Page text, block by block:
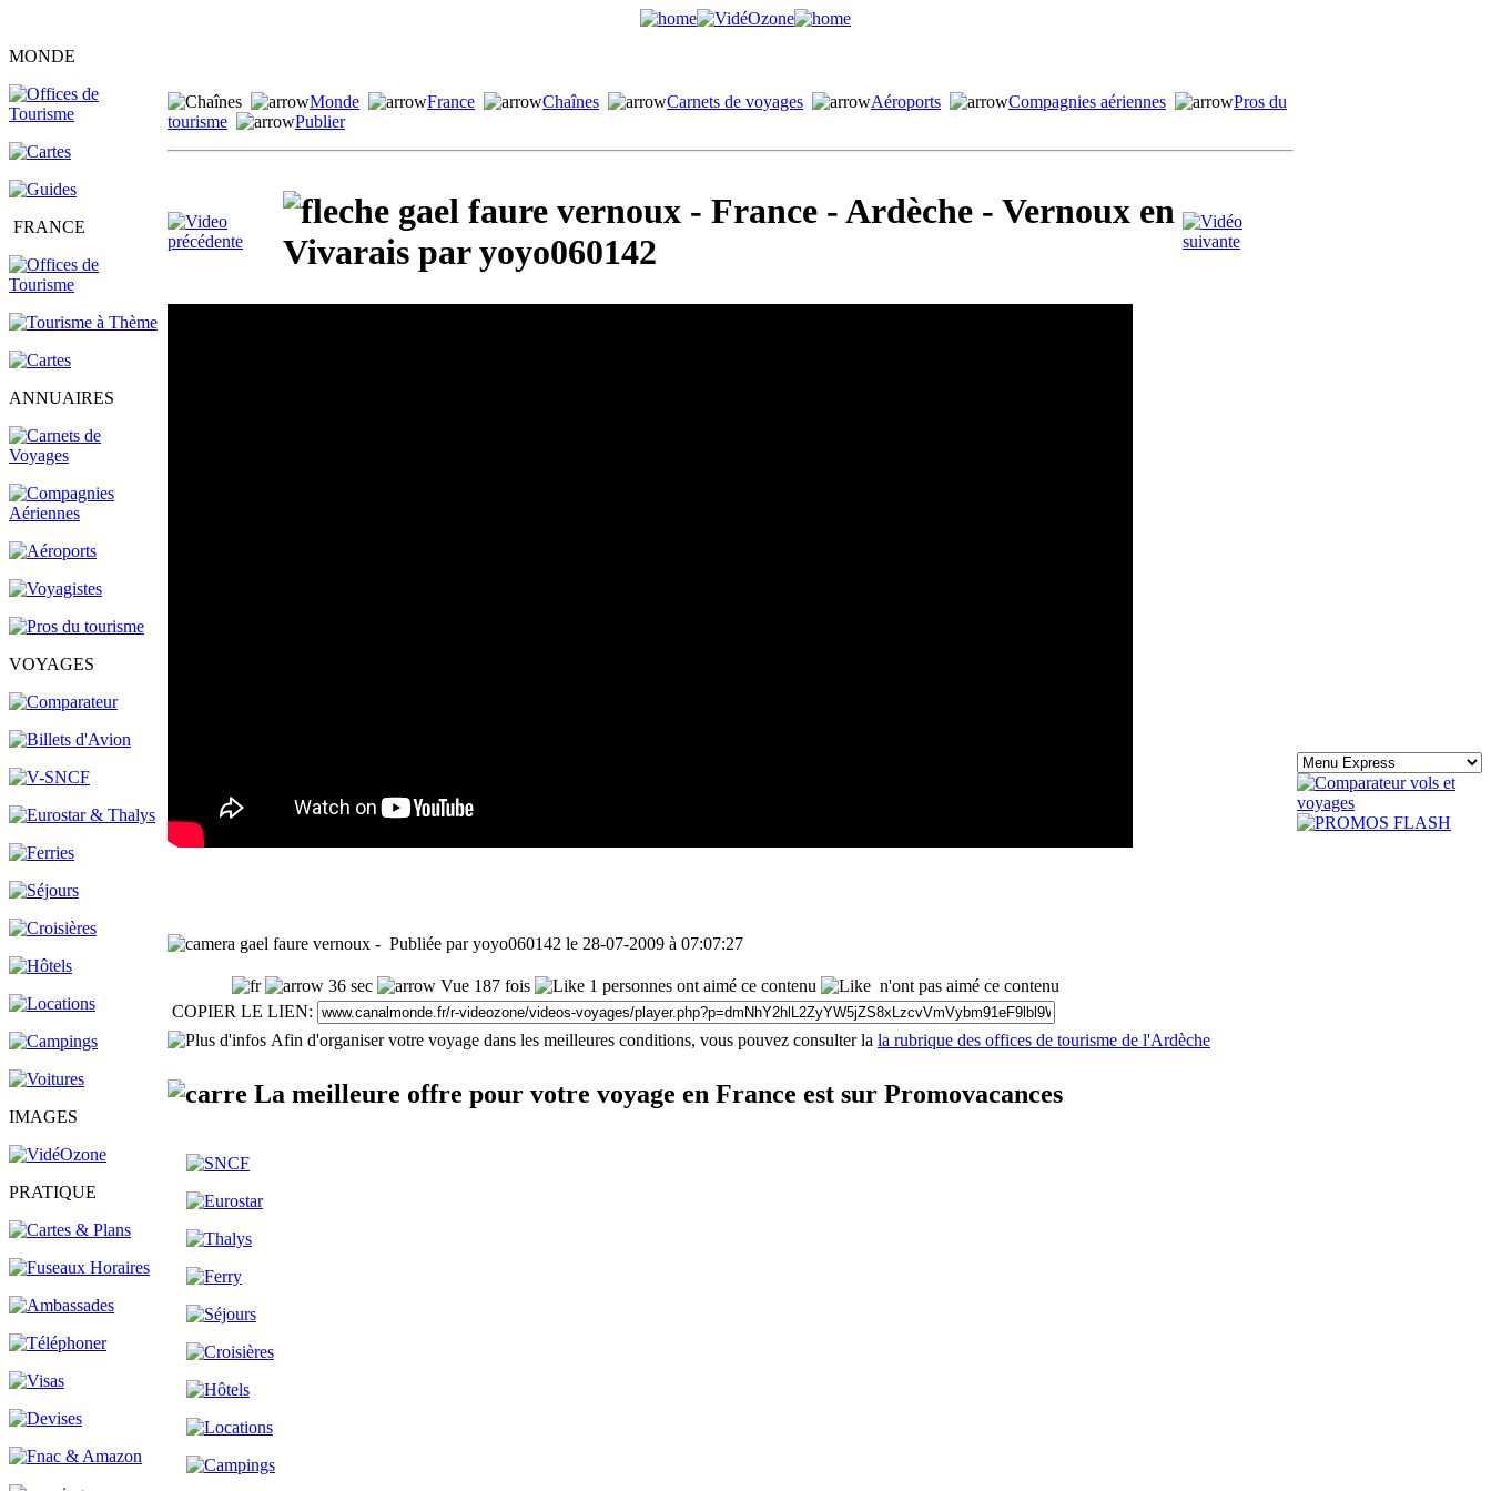
MONDE
FRANCE
ANNUAIRES
VOYAGES
IMAGES
PRATIQUE
Monde France Chaînes Carnets de voyages Aéroports Compagnies aériennes
Pros du
tourisme
Publier
gael faure vernoux - France - Ardèche - Vernoux en
Vivarais par yoyo060142
gael faure vernoux - Publiée par yoyo060142 le 28-07-2009 à 07:07:27
36 sec Vue 187 fois 1 personnes ont aimé ce contenu
n'ont pas aimé ce contenu
COPIER LE LIEN:
Afin d'organiser votre voyage dans les meilleures conditions, vous pouvez consulter la la rubrique des offices de tourisme de l'Ardèche
La meilleure offre pour votre voyage en France est sur Promovacances